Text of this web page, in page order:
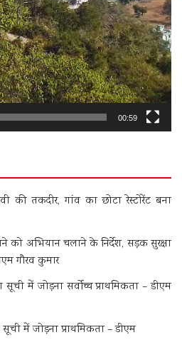
00:59
की तकदीर, गांव का छोटा रेस्टोरेंट बना
को अभियान चलाने के निर्देश, सड़क सुरक्षा
गौरव कुमार
सूची में जोड़ना सर्वोच्च प्राथमिकता – डीएम
सूची में जोड़ना प्राथमिकता – डीएम